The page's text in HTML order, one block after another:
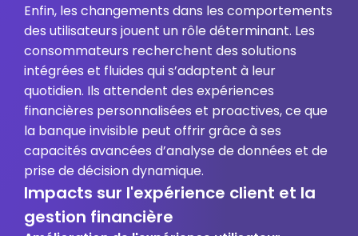
Enfin, les changements dans les comportements
des utilisateurs jouent un rôle déterminant. Les
consommateurs recherchent des solutions
intégrées et fluides qui s’adaptent à leur
quotidien. Ils attendent des expériences
financières personnalisées et proactives, ce que
la banque invisible peut offrir grâce à ses
capacités avancées d’analyse de données et de
prise de décision dynamique.
Impacts sur l'expérience client et la
gestion financière